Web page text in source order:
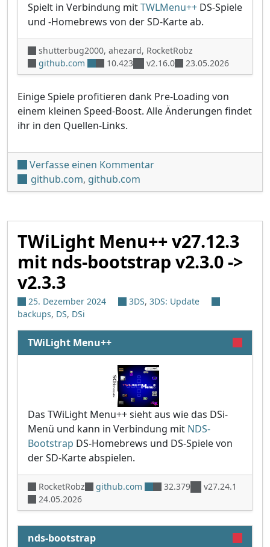
Spielt in Verbindung mitTWLMenu++ DS-Spiele
und -Homebrews von der SD-Karte ab.
shutterbug2000, ahezard, RocketRobz
github.com
10.423 v2.16.0 23.05.2026
Einige Spiele profitieren dank Pre-Loading von
einem kleinen Speed-Boost. Alle Änderungen findet
ihr in den Quellen-Links.
Verfasse einen Kommentarunter 'TWiLight Menu++
github.com, github.com
TWiLight Menu++ v27.12.3
mit nds-bootstrap v2.3.0 ->
v2.3.3
25. Dezember 2024 3DS, 3DS: Update
backups, DS, DSi
TWiLight Menu++
Das TWiLight Menu++ sieht aus wie das DSi-
Menü und kann in Verbindung mit NDS-
Bootstrap DS-Homebrews und DS-Spiele von
der SD-Karte abspielen.
RocketRobz github.com 32.379
v27.24.1
24.05.2026
nds-bootstrap